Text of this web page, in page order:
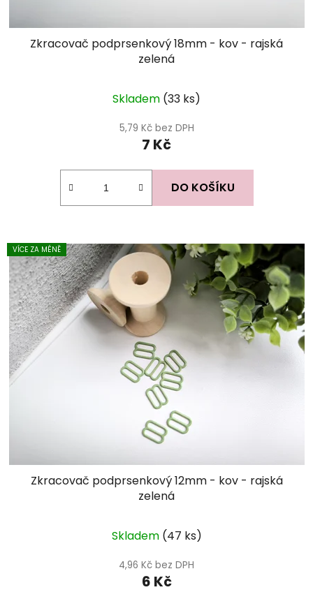
Zkracovač podprsenkový 18mm - kov - rajská
zelená
Skladem (33 ks)
5,79 Kč bez DPH
7 Kč
DO KOŠÍKU
VÍCE ZA MÉNĚ
Zkracovač podprsenkový 12mm - kov - rajská
zelená
Skladem (47 ks)
4,96 Kč bez DPH
6 Kč